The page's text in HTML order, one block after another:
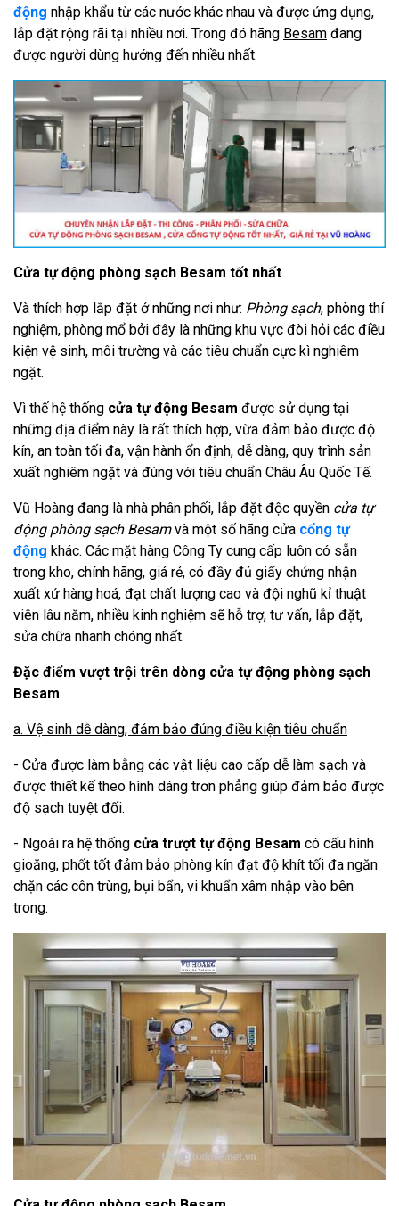
động nhập khẩu từ các nước khác nhau và được ứng dụng,
lắp đặt rộng rãi tại nhiều nơi. Trong đó hãng Besam đang
được người dùng hướng đến nhiều nhất.
Cửa tự động phòng sạch Besam tốt nhất
Và thích hợp lắp đặt ở những nơi như: Phòng sạch, phòng thí
nghiệm, phòng mổ bởi đây là những khu vực đòi hỏi các điều
kiện vệ sinh, môi trường và các tiêu chuẩn cực kì nghiêm
ngặt.
Vì thế hệ thống cửa tự động Besam được sử dụng tại
những địa điểm này là rất thích hợp, vừa đảm bảo được độ
kín, an toàn tối đa, vận hành ổn định, dễ dàng, quy trình sản
xuất nghiêm ngặt và đúng với tiêu chuẩn Châu Âu Quốc Tế.
Vũ Hoàng đang là nhà phân phối, lắp đặt độc quyền cửa tự
động phòng sạch Besamvà một số hãng cửa cổng tự
động khác. Các mặt hàng Công Ty cung cấp luôn có sẵn
trong kho, chính hãng, giá rẻ, có đầy đủ giấy chứng nhận
xuất xứ hàng hoá, đạt chất lượng cao và đội nghũ kỉ thuật
viên lâu năm, nhiều kinh nghiệm sẽ hỗ trợ, tư vấn, lắp đặt,
sửa chữa nhanh chóng nhất.
Đặc điểm vượt trội trên dòng cửa tự động phòng sạch
Besam
a. Vệ sinh dễ dàng, đảm bảo đúng điều kiện tiêu chuẩn
- Cửa được làm bằng các vật liệu cao cấp dễ làm sạch và
được thiết kế theo hình dáng trơn phẳng giúp đảm bảo được
độ sạch tuyệt đối.
- Ngoài ra hệ thống cửa trượt tự động Besam có cấu hình
gioăng, phốt tốt đảm bảo phòng kín đạt độ khít tối đa ngăn
chặn các côn trùng, bụi bẩn, vi khuẩn xâm nhập vào bên
trong.